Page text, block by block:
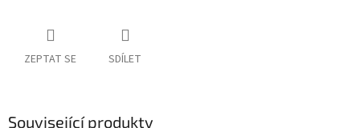
ZEPTAT SE SDÍLET
Související produkty